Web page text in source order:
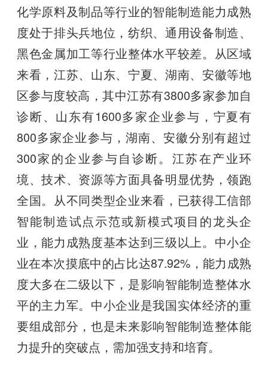
化学原料及制品等行业的智能制造能力成熟
度处于排头兵地位，纺织、通用设备制造、
黑色金属加工等行业整体水平较差。从区域
来看，江苏、山东、宁夏、湖南、安徽等地
区参与度较高，其中江苏有3800多家参加自
诊断、山东有1600多家企业参与，宁夏有
800多家企业参与，湖南、安徽分别有超过
300家的企业参与自诊断。江苏在产业环
境、技术、资源等方面具备明显优势，领跑
全国。从不同类型企业来看，已获得工信部
智能制造试点示范或新模式项目的龙头企
业，能力成熟度基本达到三级以上。中小企
业在本次摸底中的占比达87.92%，能力成熟
度大多在二级以下，是影响智能制造整体水
平的主力军。中小企业是我国实体经济的重
要组成部分，也是未来影响智能制造整体能
力提升的突破点，需加强支持和培育。